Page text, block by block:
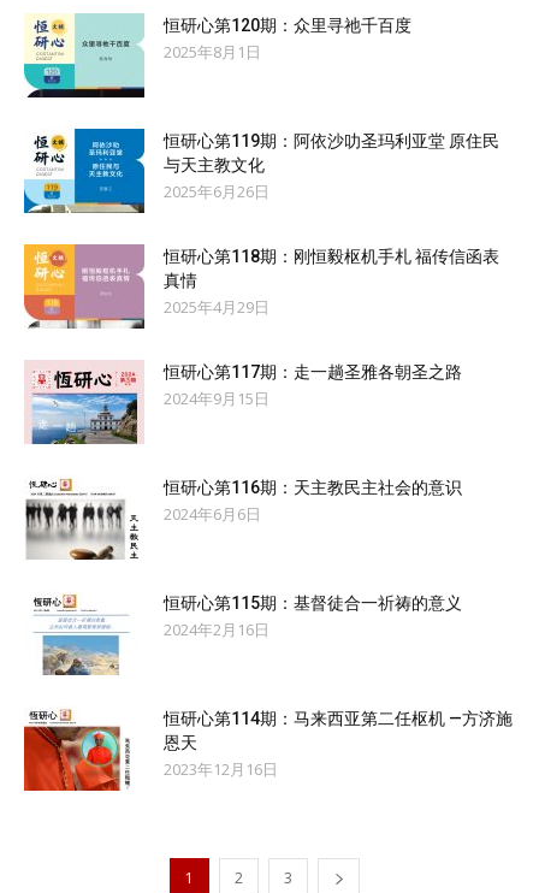
恒研心第120期：众里寻祂千百度
2025年8月1日
恒研心第119期：阿依沙叻圣玛利亚堂 原住民
与天主教文化
2025年6月26日
恒研心第118期：刚恒毅枢机手札 福传信函表
真情
2025年4月29日
恒研心第117期：走一趟圣雅各朝圣之路
2024年9月15日
恒研心第116期：天主教民主社会的意识
2024年6月6日
恒研心第115期：基督徒合一祈祷的意义
2024年2月16日
恒研心第114期：马来西亚第二任枢机 —方济施
恩天
2023年12月16日
1 2 3